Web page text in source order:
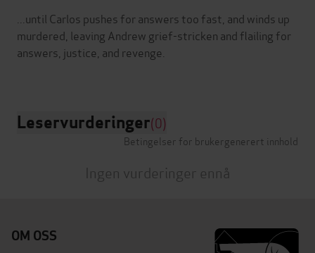
...until Carlos pushes for answers too fast, and winds up
murdered, leaving Andrew grief-stricken and flailing for
answers, justice, and revenge.
Leservurderinger(0)
Betingelser for brukergenerert innhold
Ingen vurderinger ennå
OM OSS